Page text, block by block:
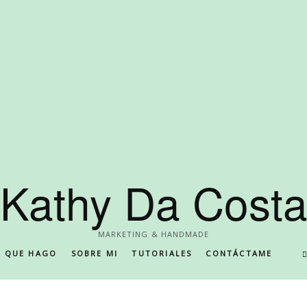
Kathy Da Costa
MARKETING & HANDMADE
QUE HAGO
SOBRE MI TUTORIALES CONTÁCTAME